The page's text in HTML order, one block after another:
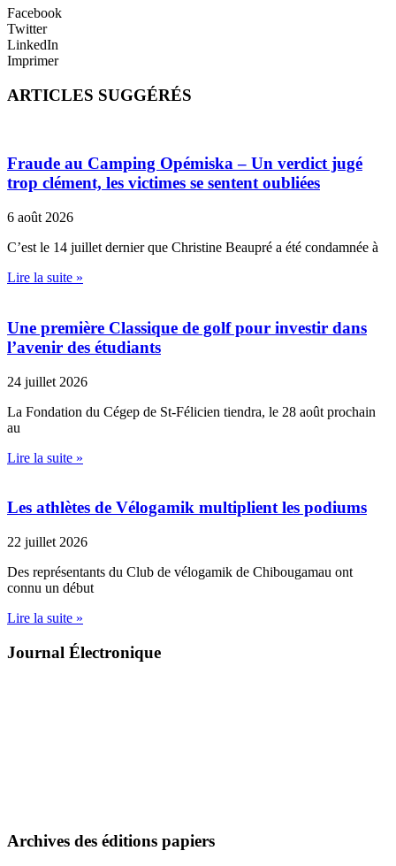
Facebook
Twitter
LinkedIn
Imprimer
ARTICLES SUGGÉRÉS
Fraude au Camping Opémiska – Un verdict jugé
trop clément, les victimes se sentent oubliées
6 août 2026
C’est le 14 juillet dernier que Christine Beaupré a été condamnée à
Lire la suite »
Une première Classique de golf pour investir dans
l’avenir des étudiants
24 juillet 2026
La Fondation du Cégep de St-Félicien tiendra, le 28 août prochain
au
Lire la suite »
Les athlètes de Vélogamik multiplient les podiums
22 juillet 2026
Des représentants du Club de vélogamik de Chibougamau ont
connu un début
Lire la suite »
Journal Électronique
Archives des éditions papiers